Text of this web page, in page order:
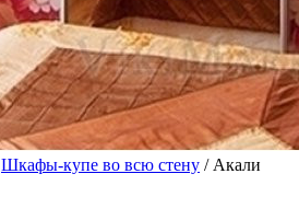
Шкафы-купе во всю стену / Акали